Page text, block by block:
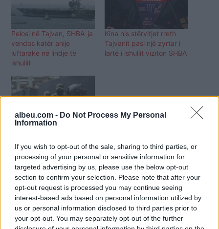
albeu.com - Do Not Process My Personal
Information
If you wish to opt-out of the sale, sharing to third parties, or
processing of your personal or sensitive information for
targeted advertising by us, please use the below opt-out
section to confirm your selection. Please note that after your
opt-out request is processed you may continue seeing
interest-based ads based on personal information utilized by
us or personal information disclosed to third parties prior to
your opt-out. You may separately opt-out of the further
Pelosi në Tajvan, SHBA-ja
vendos katër anije
luftarake në lindje të
ishullit
Kina nis stërvitjet rreth
Tajvanit pasi një zyrtar i
lartë i ishullit viziton SHBA
Tajvani: Stërvitjet
se po simulojnë sulm